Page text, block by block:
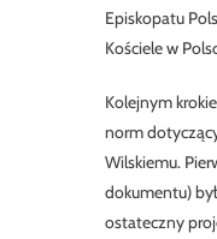
Episkopatu
Kościele w
Kolejnym
norm
Wilskiemu.
dokumentu)
ostateczny